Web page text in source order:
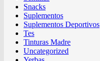
Snacks
Suplementos
Suplementos Deportivos
Tes
Tinturas Madre
Uncategorized